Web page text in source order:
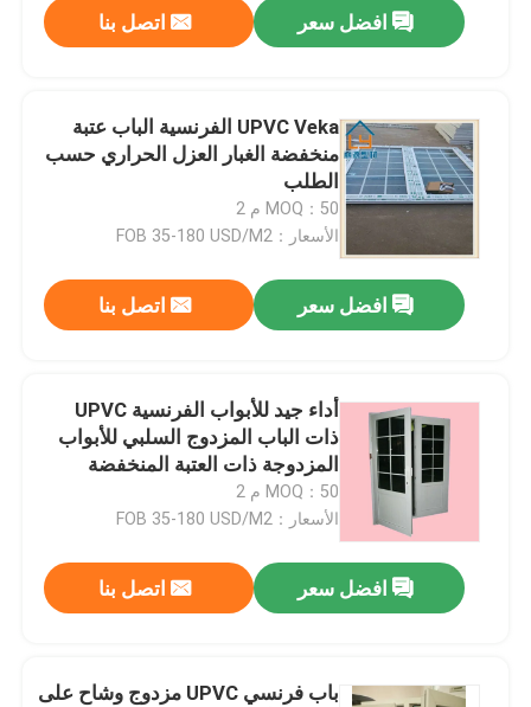
افضل سعر اتصل بنا
UPVC Veka الفرنسية الباب عتبة
منخفضة الغبار العزل الحراري حسب
الطلب
MOQ：50 م 2
الأسعار：FOB 35-180 USD/M2
افضل سعر اتصل بنا
أداء جيد للأبواب الفرنسية UPVC
ذات الباب المزدوج السلبي للأبواب
المزدوجة ذات العتبة المنخفضة
MOQ：50 م 2
الأسعار：FOB 35-180 USD/M2
افضل سعر اتصل بنا
باب فرنسي UPVC مزدوج وشاح على